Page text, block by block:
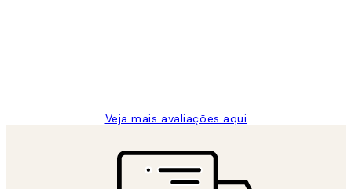
Veja mais avaliações aqui